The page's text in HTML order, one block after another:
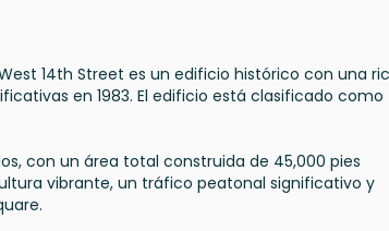
14th Street es un edificio histórico con una
en 1983. El edificio está clasificado como
con un área total construida de 45,000 pies
vibrante, un tráfico peatonal significativo y